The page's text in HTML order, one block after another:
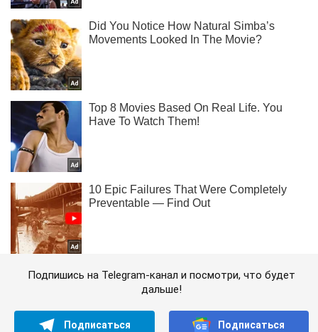
Подпишись на Telegram-канал и посмотри, что будет
дальше!
Подписаться Подписаться